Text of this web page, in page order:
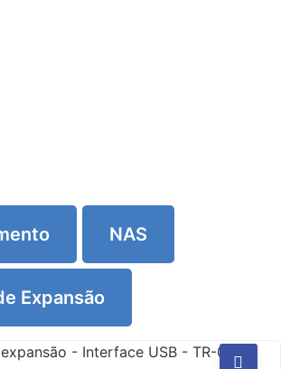
NAS
Expansão